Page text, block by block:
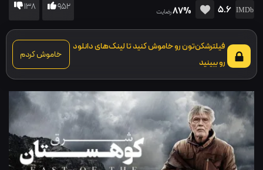
5.6
87%رضایت 952
138
فیلترشکن‌تون رو خاموش کنید تا لینک‌های دانلود
رو ببینید
خاموش کردم